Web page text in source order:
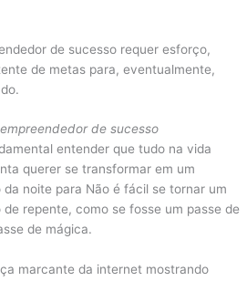
de sucesso requer esforço,
de metas para, eventualmente,
de sucesso
entender que tudo na vida
querer se transformar em um
noite para Não é fácil se tornar um
repente, como se fosse um passe de
de mágica.
marcante da internet mostrando